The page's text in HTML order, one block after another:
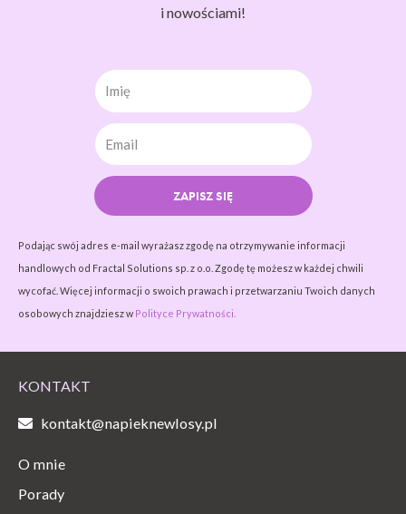
i nowościami!
Imię
ZAPISZ SIĘ
Podając swój adres e-mail wyrażasz zgodę na otrzymywanie informacji
handlowych od Fractal Solutions sp. z o.o. Zgodę tę możesz w każdej chwili
wycofać. Więcej informacji o swoich prawach i przetwarzaniu Twoich danych
osobowych znajdziesz w Polityce Prywatności.
KONTAKT
kontakt@napieknewlosy.pl
O mnie
Porady